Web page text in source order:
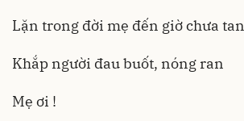
Lặn trong đời mẹ đến giờ chưa tan
Khắp người đau buốt, nóng ran
Mẹ ơi !